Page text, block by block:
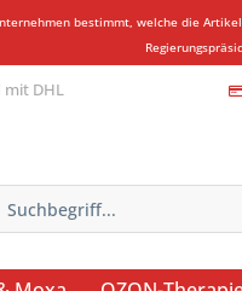
bestimmt, welche die
DHL